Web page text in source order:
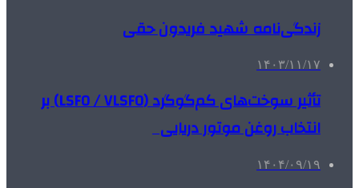
زندگی‌نامه شهید فریدون حقی
۱۴۰۳/۱۱/۱۷
تأثیر سوخت‌های کم‌گوگرد (LSFO / VLSFO) بر
انتخاب روغن موتور دریایی
۱۴۰۴/۰۹/۱۹